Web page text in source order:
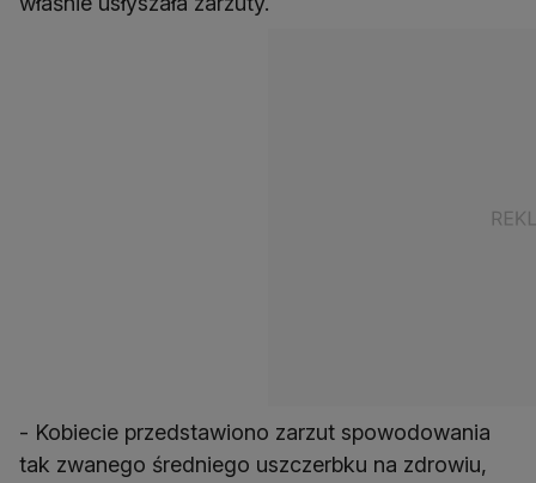
- Kobiecie przedstawiono zarzut spowodowania
tak zwanego średniego uszczerbku na zdrowiu,